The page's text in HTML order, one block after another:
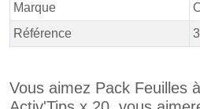
Marque
Référence
Vous aimez Pack Feuilles